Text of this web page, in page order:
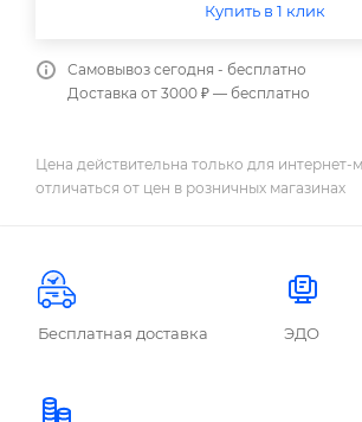
Купить в 1 клик
Самовывоз сегодня - бесплатно
Доставка от 3000 ₽ — бесплатно
Цена действительна только для интернет-
отличаться от цен в розничных магазинах
Бесплатная доставка ЭДО